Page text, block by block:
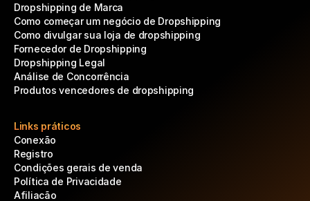
Dropshipping de Marca
Como começar um negócio de Dropshipping
Como divulgar sua loja de dropshipping
Fornecedor de Dropshipping
Dropshipping Legal
Análise de Concorrência
Produtos vencedores de dropshipping
Links práticos
Conexão
Registro
Condições gerais de venda
Política de Privacidade
Afiliacão